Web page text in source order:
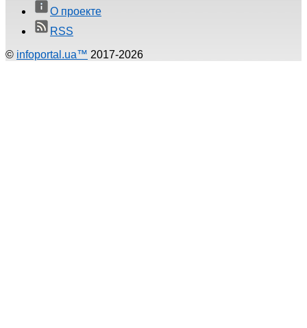
О проекте
RSS
© infoportal.ua™ 2017-2026